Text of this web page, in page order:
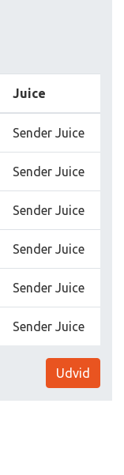
Juice
Sender Juice
Sender Juice
Sender Juice
Sender Juice
Sender Juice
Sender Juice
Udvid